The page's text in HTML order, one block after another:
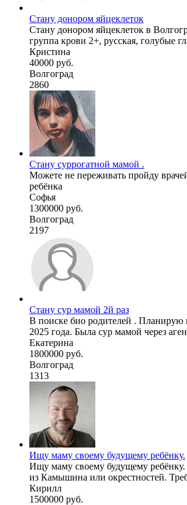
Стану донором яйцеклеток
Стану донором яйцеклеток в
группа крови 2+, русская, голубые
Кристина
40000 руб.
Волгоград
2860
Стану суррогатной мамой .
Можете не переживать пройду
ребёнка
Софья
1300000 руб.
Волгоград
2197
Стану сур мамой 2й раз
В поиске био родителей . Планирую
2025 года. Была сур мамой через
Екатерина
1800000 руб.
Волгоград
1313
Ищу маму своему будущему ребёнку.
Ищу маму своему будущему
из Камышина или окрестностей.
Кирилл
1500000 руб.